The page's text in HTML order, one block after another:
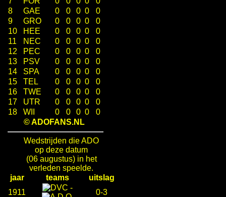
8
GAE 0 0 0 0
0
9
GRO 0 0 0 0
0
10
HEE 0 0 0 0
0
11
NEC 0 0 0 0
0
12
PEC 0 0 0 0
0
13
PSV 0 0 0 0
0
14
SPA 0 0 0 0
0
15
TEL 0 0 0 0
0
16
TWE 0 0 0 0
0
17
UTR 0 0 0 0
0
18
WII 0 0 0 0
0
© ADOFANS.NL
Wedstrijden die ADO
op deze datum
(06 augustus) in het
verleden speelde.
jaar
teams
uitslag
1911
-
0-3